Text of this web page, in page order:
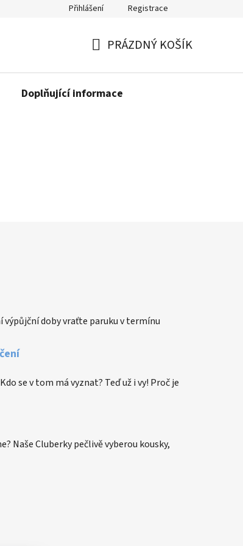
Přihlášení Registrace
KOŠÍK
PRÁZDNÝ KOŠÍK
Doplňující informace
výpůjční doby vraťte paruku v termínu
se v tom má vyznat? Teď už i vy! Proč je
Naše Cluberky pečlivě vyberou kousky,